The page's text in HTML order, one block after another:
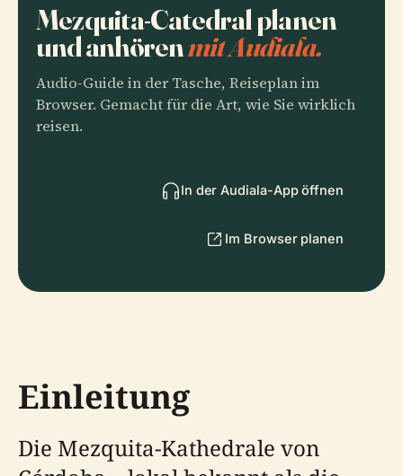
Mezquita-Catedral planen
und anhörenmit Audiala.
Audio-Guide in der Tasche, Reiseplan im
Browser. Gemacht für die Art, wie Sie wirklich
reisen.
In der Audiala-App öffnen
Im Browser planen
Einleitung
Die Mezquita-Kathedrale von